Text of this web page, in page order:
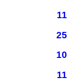
11
25
10
11